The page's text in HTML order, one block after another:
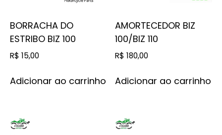
BORRACHA DO
ESTRIBO BIZ 100
R$ 15,00
Adicionar ao carrinho
AMORTECEDOR BIZ
100/BIZ 110
R$ 180,00
Adicionar ao carrinho